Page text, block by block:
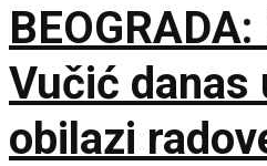
Vučić danas
obilazi